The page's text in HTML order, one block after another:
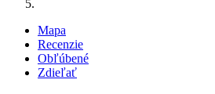
Mapa
Recenzie
Obľúbené
Zdieľať